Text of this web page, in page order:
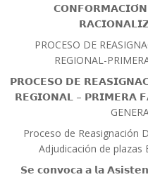
𝗖𝗢𝗡𝗙𝗢𝗥𝗠𝗔𝗖𝗜𝗢́𝗡
PROCESO DE
REGIONAL-
𝗣𝗥𝗢𝗖𝗘𝗦𝗢 𝗗𝗘
𝗥𝗘𝗚𝗜𝗢𝗡𝗔𝗟 – 𝗣𝗥𝗜𝗠𝗘𝗥𝗔
Proceso de Reasignación
Adjudicación de plazas
𝗦𝗲 𝗰𝗼𝗻𝘃𝗼𝗰𝗮 𝗮 𝗹𝗮